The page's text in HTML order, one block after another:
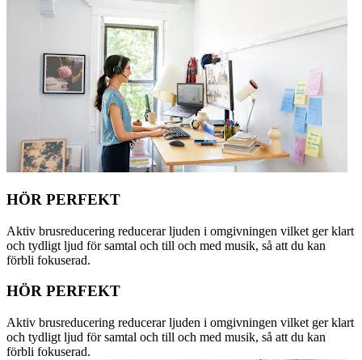
HÖR PERFEKT
Aktiv brusreducering reducerar ljuden i omgivningen vilket ger klart
och tydligt ljud för samtal och till och med musik, så att du kan
förbli fokuserad.
HÖR PERFEKT
Aktiv brusreducering reducerar ljuden i omgivningen vilket ger klart
och tydligt ljud för samtal och till och med musik, så att du kan
förbli fokuserad.